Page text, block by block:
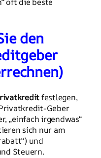
den
festlegen,
Geber
„einfach irgendwas“
sich nur am
und
Steuern.